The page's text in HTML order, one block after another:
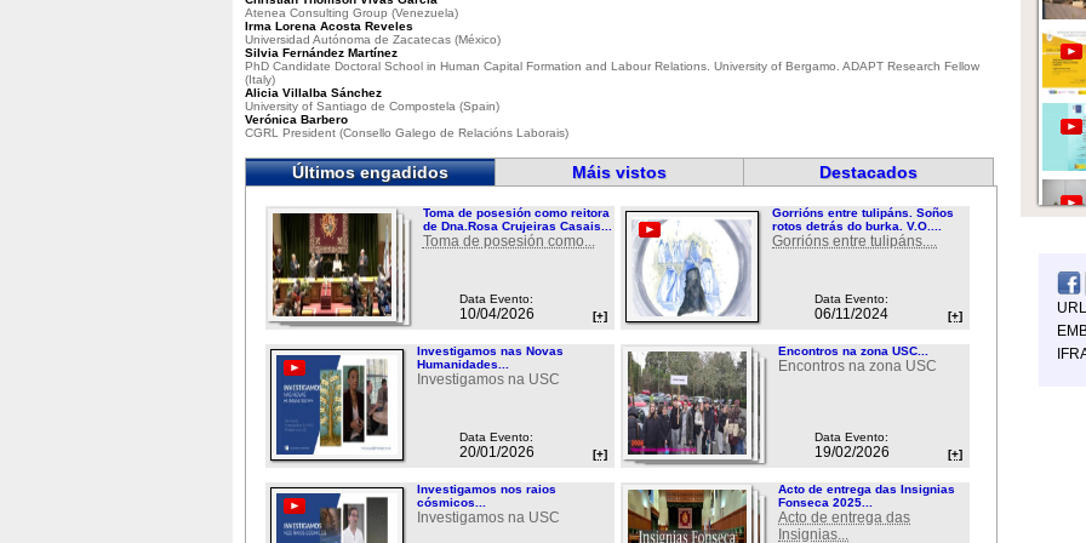
Atenea Consulting Group (Venezuela)
Irma Lorena Acosta Reveles
Universidad Autónoma de Zacatecas (México)
Silvia Fernández Martínez
PhD Candidate Doctoral School in Human Capital Formation and Labour Relations. University of Bergamo. ADAPT Research Fellow
(Italy)
Alicia Villalba Sánchez
University of Santiago de Compostela (Spain)
Verónica Barbero
CGRL President (Consello Galego de Relacións Laborais)
Últimos engadidos Máis vistos Destacados
Toma de posesión como reitora
de Dna.Rosa Crujeiras Casais...
Toma de posesión como...
Data Evento:
10/04/2026 [+]
Gorrións entre tulipáns. Soños
rotos detrás do burka. V.O....
Gorrións entre tulipáns....
Data Evento:
06/11/2024 [+]
Investigamos nas Novas
Humanidades...
Investigamos na USC
Data Evento:
20/01/2026 [+]
Encontros na zona USC...
Encontros na zona USC
Data Evento:
19/02/2026 [+]
Investigamos nos raios
cósmicos...
Investigamos na USC
Acto de entrega das Insignias
Fonseca 2025...
Acto de entrega das
Insignias...